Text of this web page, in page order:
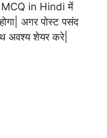
in Hindi में
अगर पोस्ट पसंद
अवश्य शेयर करे|